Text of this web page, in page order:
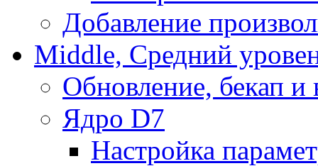
Добавление
Middle, Средний
Обновление, бекап и
Ядро D7
Настройка